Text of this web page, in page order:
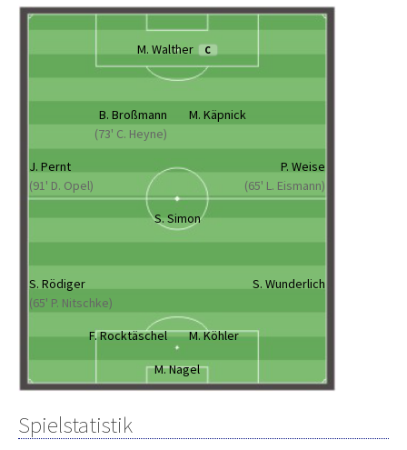
M. Walther C
B. Broßmann
(73' C. Heyne)
M. Käpnick
J. Pernt
(91' D. Opel)
P. Weise
(65' L. Eismann)
S. Simon
S. Rödiger
(65' P. Nitschke)
S. Wunderlich
F. Rocktäschel M. Köhler
M. Nagel
Spielstatistik